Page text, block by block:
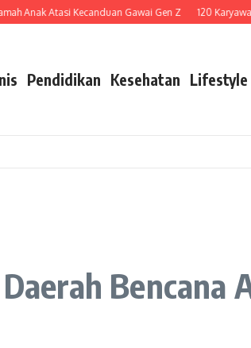
Anak Atasi Kecanduan Gawai Gen Z 120 Karyawan
Pendidikan Kesehatan Lifestyle
Bencana